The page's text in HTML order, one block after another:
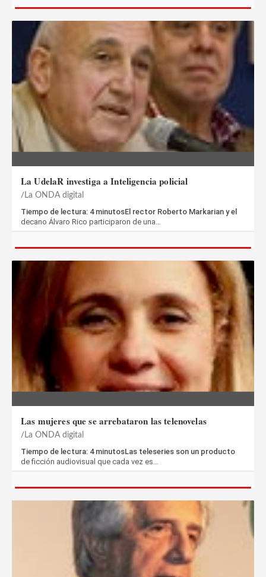
La UdelaR investiga a Inteligencia policial
La ONDA digital
Tiempo de lectura: 4 minutosEl rector Roberto Markarian y el
decano Álvaro Rico participaron de una…
Las mujeres que se arrebataron las telenovelas
La ONDA digital
Tiempo de lectura: 4 minutosLas teleseries son un producto
de ficción audiovisual que cada vez es…